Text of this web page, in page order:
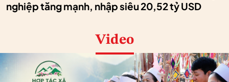
nghiệp tăng mạnh, nhập siêu 20,52 tỷ USD
Video